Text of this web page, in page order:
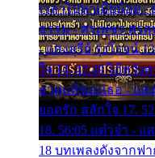
เวลาไปหาเมียน้อย -
ธรรม - ศรเพชร ศร
- แสงสุรีย์ รุ่งโรจน์
ใจ 14. 42:49 ไอ้หวั
ธาตุแท้ของเธอ - แส
ยอดรัก สลักใจ 17.
18. 56:05 แต๋วจ๋า - แ
18 บทเพลงดังจากฟ